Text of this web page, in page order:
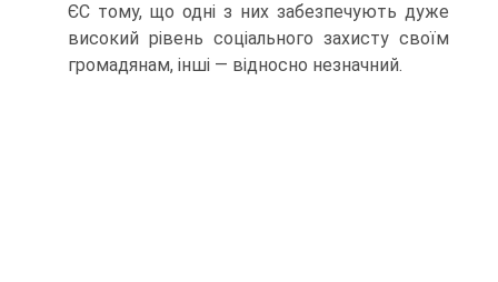
ЄС тому, що одні з них забезпечують дуже
високий рівень соціального захисту своїм
громадянам, інші — відносно незначний.